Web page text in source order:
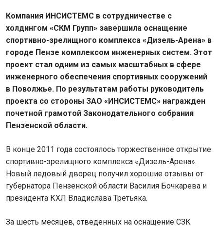
Компания ИНСИСТЕМС в сотрудничестве с
холдингом «СКМ Групп» завершила оснащение
спортивно-зрелищного комплекса «Дизель-Арена» в
городе Пензе комплексом инженерных систем. Этот
проект стал одним из самых масштабных в сфере
инженерного обеспечения спортивных сооружений
в Поволжье. По результатам работы руководитель
проекта со стороны ЗАО «ИНСИСТЕМС» награжден
почетной грамотой Законодательного собрания
Пензенской области.
В конце 2011 года состоялось торжественное открытие
спортивно-зрелищного комплекса «Дизель-Арена».
Новый ледовый дворец получил хорошие отзывы от
губернатора Пензенской области Василия Бочкарева и
президента КХЛ Владислава Третьяка.
За шесть месяцев, отведенных на оснащение СЗК